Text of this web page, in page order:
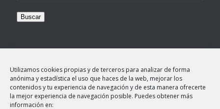
Utilizamos cookies propias y de terceros para analizar de forma
anónima y estadística el uso que haces de la web, mejorar los
contenidos y tu experiencia de navegación y de esta manera ofrecerte
la mejor experiencia de navegación posible. Puedes obtener más
información en:
Buscar
TEXTOS LEGALES
Aviso legal